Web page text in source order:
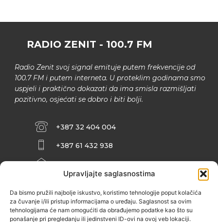
Upravljajte saglasnostima
Da bismo pružili najbolje iskustvo, koristimo tehnologije poput kolačića
za čuvanje i/ili pristup informacijama o uređaju. Saglasnost sa ovim
tehnologijama će nam omogućiti da obrađujemo podatke kao što su
ponašanje pri pregledanju ili jedinstveni ID-ovi na ovoj veb lokaciji.
RADIO ZENIT - 100.7 FM
Radio Zenit svoj signal emituje putem frekvencije od
100.7 FM i putem interneta. U proteklim godinama smo
uspjeli i praktično dokazati da ima smisla razmišljati
pozitivno, osjećati se dobro i biti bolji.
+387 32 404 004
+387 61 432 938
INFO@ZENIT.BA
ZENIČANKA, 3. SPRAT), 72000 ZENICA